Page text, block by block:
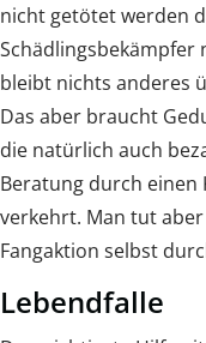
nicht getötet werden
Schädlingsbekämpfer
bleibt nichts anderes
Das aber braucht
die natürlich auch
Beratung durch
verkehrt. Man tut
Fangaktion selbst
Lebendfalle